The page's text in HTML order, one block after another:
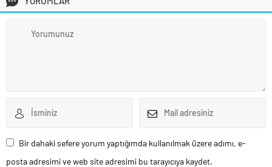
Bir dahaki sefere yorum yaptığımda kullanılmak üzere adımı, e-
posta adresimi ve web site adresimi bu tarayıcıya kaydet.